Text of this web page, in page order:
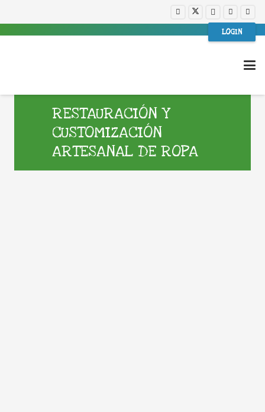
LOGIN
RESTAURACIÓN Y
CUSTOMIZACIÓN
ARTESANAL DE ROPA